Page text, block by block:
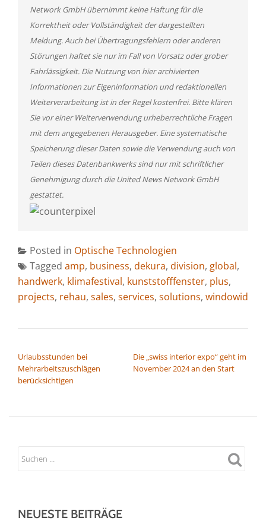
Network GmbH übernimmt keine Haftung für die
Korrektheit oder Vollständigkeit der dargestellten
Meldung. Auch bei Übertragungsfehlern oder anderen
Störungen haftet sie nur im Fall von Vorsatz oder grober
Fahrlässigkeit. Die Nutzung von hier archivierten
Informationen zur Eigeninformation und redaktionellen
Weiterverarbeitung ist in der Regel kostenfrei. Bitte klären
Sie vor einer Weiterverwendung urheberrechtliche Fragen
mit dem angegebenen Herausgeber. Eine systematische
Speicherung dieser Daten sowie die Verwendung auch von
Teilen dieses Datenbankwerks sind nur mit schriftlicher
Genehmigung durch die United News Network GmbH
gestattet.
Posted in Optische Technologien
Tagged amp, business, dekura, division, global,
handwerk, klimafestival, kunststofffenster, plus,
projects, rehau, sales, services, solutions, windowid
Urlaubsstunden bei
Mehrarbeitszuschlägen
berücksichtigen
Die „swiss interior expo“ geht im
November 2024 an den Start
NEUESTE BEITRÄGE